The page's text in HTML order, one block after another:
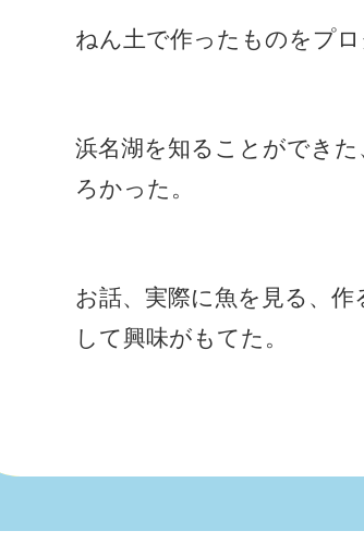
ねん土で作ったものをプ
浜名湖を知ることができ
ろかった。
お話、実際に魚を見る、
して興味がもてた。